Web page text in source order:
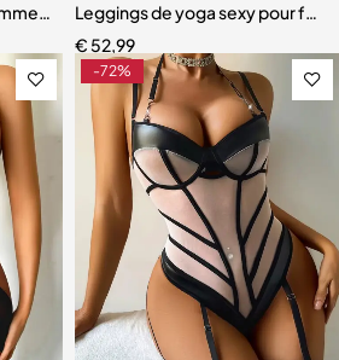
taille haute
Leggings de yoga sexy pour
€ 52,99
-72%